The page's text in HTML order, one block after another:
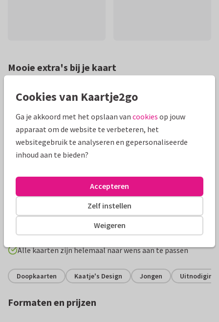
Mooie extra's bij je kaart
Productinformatie
Klassiek kaartje in het blauw voor het doopsel met foto en
beginletter van de naam van je kindje.
Alle kaarten zijn helemaal naar wens aan te passen
Doopkaarten Kaatje's Design Jongen Uitnodiging
Formaten en prijzen
Cookies van Kaartje2go
Ga je akkoord met het opslaan van cookies op jouw
apparaat om de website te verbeteren, het
websitegebruik te analyseren en gepersonaliseerde
inhoud aan te bieden?
Weigeren
Zelf instellen
Accepteren